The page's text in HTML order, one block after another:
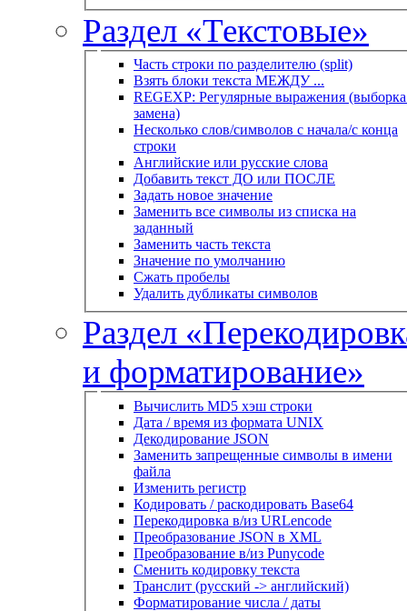
Раздел «Текстовые»
Часть строки по разделителю (split)
Взять блоки текста МЕЖДУ ...
REGEXP: Регулярные выражения
замена)
Несколько слов/символов с начала/с конца
строки
Английские или русские слова
Добавить текст ДО или ПОСЛЕ
Задать новое значение
Заменить все символы из списка на
заданный
Заменить часть текста
Значение по умолчанию
Сжать пробелы
Удалить дубликаты символов
Раздел
и форматирование»
Вычислить MD5 хэш строки
Дата / время из формата UNIX
Декодирование JSON
Заменить запрещенные символы в имени
файла
Изменить регистр
Кодировать / раскодировать Base64
Перекодировка в/из URLencode
Преобразование JSON в XML
Преобразование в/из Punycode
Сменить кодировку текста
Транслит (русский -> английский)
Форматирование числа / даты